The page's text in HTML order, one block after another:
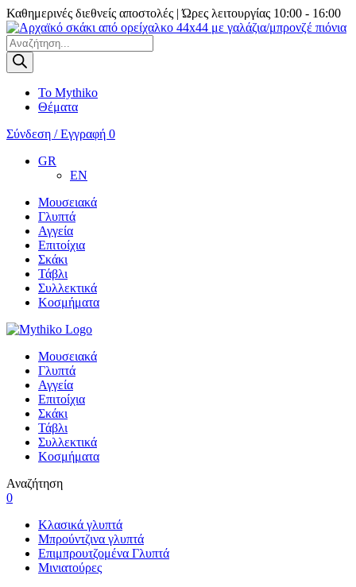
Καθημερινές διεθνείς αποστολές | Ώρες λειτουργίας 10:00 - 16:00
Products
search
Το Mythiko
Θέματα
Σύνδεση / Εγγραφή 0
GR
EN
Μουσειακά
Γλυπτά
Αγγεία
Επιτοίχια
Σκάκι
Τάβλι
Συλλεκτικά
Κοσμήματα
Μουσειακά
Γλυπτά
Αγγεία
Επιτοίχια
Σκάκι
Τάβλι
Συλλεκτικά
Κοσμήματα
Αναζήτηση
0
Κλασικά γλυπτά
Μπρούντζινα γλυπτά
Επιμπρουτζομένα Γλυπτά
Μινιατούρες